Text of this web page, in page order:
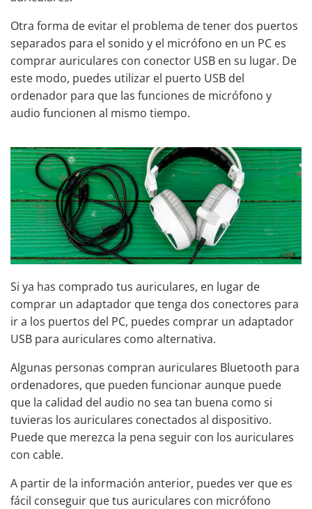
Otra forma de evitar el problema de tener dos puertos
separados para el sonido y el micrófono en un PC es
comprar auriculares con conector USB en su lugar. De
este modo, puedes utilizar el puerto USB del
ordenador para que las funciones de micrófono y
audio funcionen al mismo tiempo.
Si ya has comprado tus auriculares, en lugar de
comprar un adaptador que tenga dos conectores para
ir a los puertos del PC, puedes comprar un adaptador
USB para auriculares como alternativa.
Algunas personas compran auriculares Bluetooth para
ordenadores, que pueden funcionar aunque puede
que la calidad del audio no sea tan buena como si
tuvieras los auriculares conectados al dispositivo.
Puede que merezca la pena seguir con los auriculares
con cable.
A partir de la información anterior, puedes ver que es
fácil conseguir que tus auriculares con micrófono